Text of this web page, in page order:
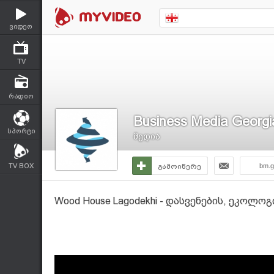
ვიდეო
TV
რადიო
სპორტი
TV BOX
Business Media
მედია
გამოიწერე
Wood House Lagodekhi - დასვენების,